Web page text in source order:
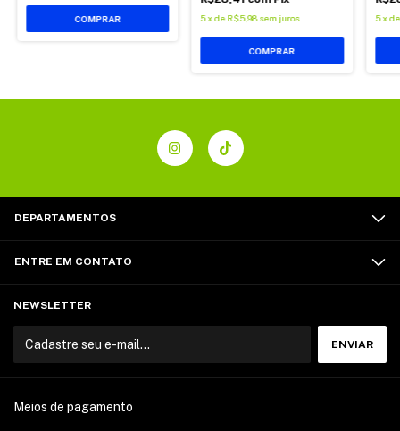
5xdeR$5,98 sem juros 5x
DEPARTAMENTOS
ENTRE EM CONTATO
NEWSLETTER
Meios de pagamento